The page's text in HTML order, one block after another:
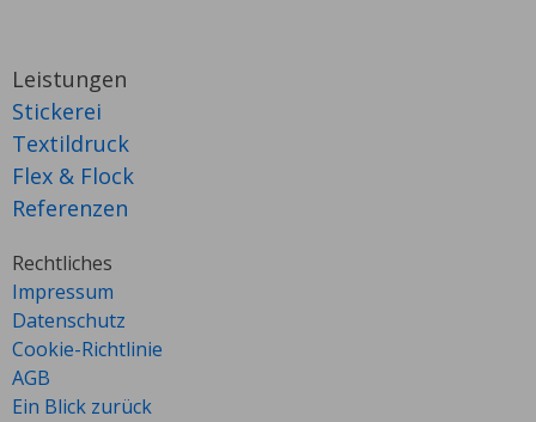
Leistungen
Stickerei
Textildruck
Flex & Flock
Referenzen
Rechtliches
Impressum
Datenschutz
Cookie-Richtlinie
AGB
Ein Blick zurück